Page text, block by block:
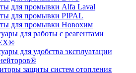
для промывки Alfa Laval
для промывки PIPAL
для промывки Новохим
для работы с реагентами
для удобства эксплуатации
защиты систем отопления